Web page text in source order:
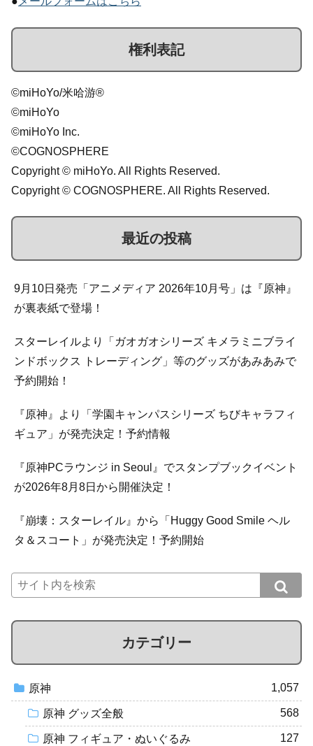
権利表記
©miHoYo/米哈游®
©miHoYo
©miHoYo Inc.
©COGNOSPHERE
Copyright © miHoYo. All Rights Reserved.
Copyright © COGNOSPHERE. All Rights Reserved.
最近の投稿
9月10日発売「アニメディア 2026年10月号」は『原神』
が裏表紙で登場！
スターレイルより「ガオガオシリーズ キメラミニブライ
ンドボックス トレーディング」等のグッズがあみあみで
予約開始！
『原神』より「学園キャンパスシリーズ ちびキャラフィ
ギュア」が発売決定！予約情報
『原神PCラウンジ in Seoul』でスタンプブックイベント
が2026年8月8日から開催決定！
『崩壊：スターレイル』から「Huggy Good Smile ヘル
タ＆スコート」が発売決定！予約開始
カテゴリー
原神 1,057
原神 グッズ全般 568
原神 フィギュア・ぬいぐるみ 127